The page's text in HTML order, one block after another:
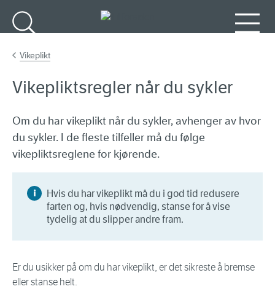
Vikeplikt
Vikepliktsregler når du sykler
Om du har vikeplikt når du sykler, avhenger av hvor
du sykler. I de fleste tilfeller må du følge
vikepliktsreglene for kjørende.
Hvis du har vikeplikt må du i god tid redusere
farten og, hvis nødvendig, stanse for å vise
tydelig at du slipper andre fram.
Er du usikker på om du har vikeplikt, er det sikreste å bremse
eller stanse helt.